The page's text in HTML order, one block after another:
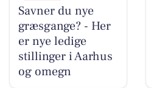
Savner du nye
græsgange? - Her
er nye ledige
stillinger i Aarhus
og omegn